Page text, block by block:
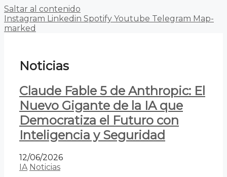
Saltar al contenido
Instagram Linkedin Spotify Youtube Telegram Map-
marked
Noticias
Claude Fable 5 de Anthropic: El
Nuevo Gigante de la IA que
Democratiza el Futuro con
Inteligencia y Seguridad
12/06/2026
IA Noticias